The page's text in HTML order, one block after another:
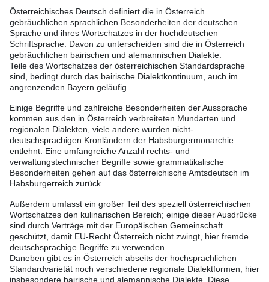
Österreichisches Deutsch definiert die in Österreich
gebräuchlichen sprachlichen Besonderheiten der deutschen
Sprache und ihres Wortschatzes in der hochdeutschen
Schriftsprache. Davon zu unterscheiden sind die in Österreich
gebräuchlichen bairischen und alemannischen Dialekte.
Teile des Wortschatzes der österreichischen Standardsprache
sind, bedingt durch das bairische Dialektkontinuum, auch im
angrenzenden Bayern geläufig.
Einige Begriffe und zahlreiche Besonderheiten der Aussprache
kommen aus den in Österreich verbreiteten Mundarten und
regionalen Dialekten, viele andere wurden nicht-
deutschsprachigen Kronländern der Habsburgermonarchie
entlehnt. Eine umfangreiche Anzahl rechts- und
verwaltungstechnischer Begriffe sowie grammatikalische
Besonderheiten gehen auf das österreichische Amtsdeutsch im
Habsburgerreich zurück.
Außerdem umfasst ein großer Teil des speziell österreichischen
Wortschatzes den kulinarischen Bereich; einige dieser Ausdrücke
sind durch Verträge mit der Europäischen Gemeinschaft
geschützt, damit EU-Recht Österreich nicht zwingt, hier fremde
deutschsprachige Begriffe zu verwenden.
Daneben gibt es in Österreich abseits der hochsprachlichen
Standardvarietät noch verschiedene regionale Dialektformen, hier
insbesondere bairische und alemannische Dialekte. Diese